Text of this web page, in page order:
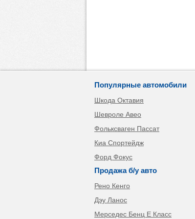
Популярные автомобили
Шкода Октавия
Шевроле Авео
Фольксваген Пассат
Киа Спортейдж
Форд Фокус
Продажа б/у авто
Рено Кенго
Дэу Ланос
Мерседес Бенц Е Класс